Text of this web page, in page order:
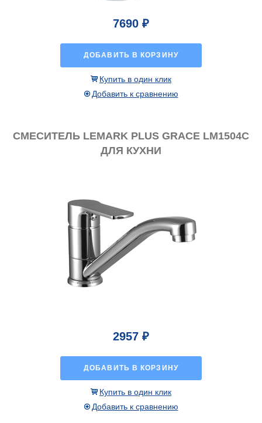
7690 ₽
ДОБАВИТЬ В КОРЗИНУ
Купить в один клик
Добавить к сравнению
СМЕСИТЕЛЬ LEMARK PLUS GRACE LM1504С
ДЛЯ КУХНИ
2957 ₽
ДОБАВИТЬ В КОРЗИНУ
Купить в один клик
Добавить к сравнению